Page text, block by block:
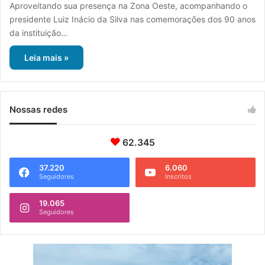
Aproveitando sua presença na Zona Oeste, acompanhando o
presidente Luiz Inácio da Silva nas comemorações dos 90 anos
da instituição…
Leia mais »
Nossas redes
62.345
37.220
Seguidores
6.060
Inscritos
19.065
Seguidores